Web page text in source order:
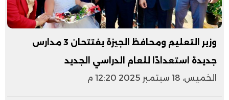
وزير التعليم ومحافظ الجيزة يفتتحان 3 مدارس
جديدة استعدادًا للعام الدراسي الجديد
الخميس، 18 سبتمبر 2025 12:20 م